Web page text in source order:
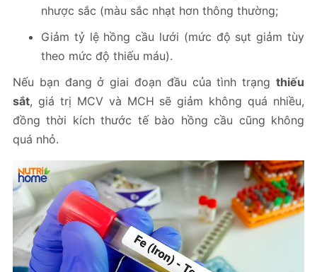
nhược sắc (màu sắc nhạt hơn thông thường;
Giảm tỷ lệ hồng cầu lưới (mức độ sụt giảm tùy
theo mức độ thiếu máu).
Nếu bạn đang ở giai đoạn đầu của tình trạng thiếu
sắt, giá trị MCV và MCH sẽ giảm không quá nhiều,
đồng thời kích thước tế bào hồng cầu cũng không
quá nhỏ.